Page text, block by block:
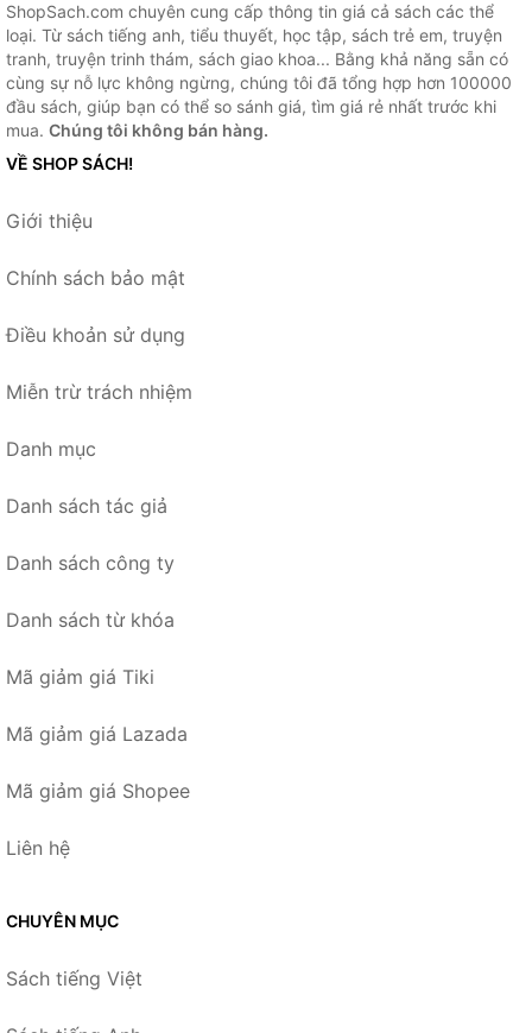
ShopSach.com chuyên cung cấp thông tin giá cả sách các thể
loại. Từ sách tiếng anh, tiểu thuyết, học tập, sách trẻ em, truyện
tranh, truyện trinh thám, sách giao khoa... Bằng khả năng sẵn có
cùng sự nỗ lực không ngừng, chúng tôi đã tổng hợp hơn 100000
đầu sách, giúp bạn có thể so sánh giá, tìm giá rẻ nhất trước khi
mua. Chúng tôi không bán hàng.
VỀ SHOP SÁCH!
Giới thiệu
Chính sách bảo mật
Điều khoản sử dụng
Miễn trừ trách nhiệm
Danh mục
Danh sách tác giả
Danh sách công ty
Danh sách từ khóa
Mã giảm giá Tiki
Mã giảm giá Lazada
Mã giảm giá Shopee
Liên hệ
CHUYÊN MỤC
Sách tiếng Việt